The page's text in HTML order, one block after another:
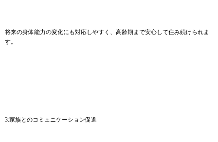
将来の身体能力の変化にも対応しやすく、高齢期まで安心して住み続けられま
す。
3:家族とのコミュニケーション促進